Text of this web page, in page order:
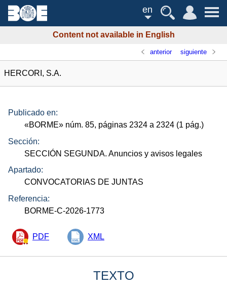
en
Content not available in English
anterior siguiente
HERCORI, S.A.
Publicado en:
«BORME» núm. 85, páginas 2324 a 2324 (1 pág.)
Sección:
SECCIÓN SEGUNDA. Anuncios y avisos legales
Apartado:
CONVOCATORIAS DE JUNTAS
Referencia:
BORME-C-2026-1773
PDF XML
TEXTO